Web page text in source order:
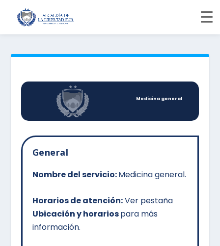
Medicina general
General
Nombre del servicio:Medicina general.
Horarios de atención:Ver pestaña
Ubicación y horariospara más
información.